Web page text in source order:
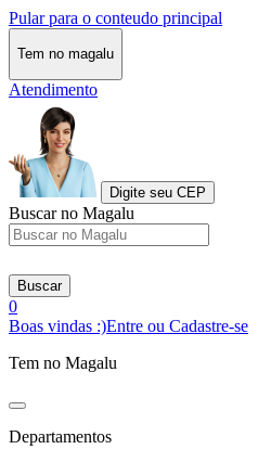
Pular para o conteudo principal
Tem no magalu
Atendimento
Digite seu CEP
Buscar no Magalu
Buscar
0
Boas vindas :)Entre ou Cadastre-se
Tem no Magalu
Departamentos